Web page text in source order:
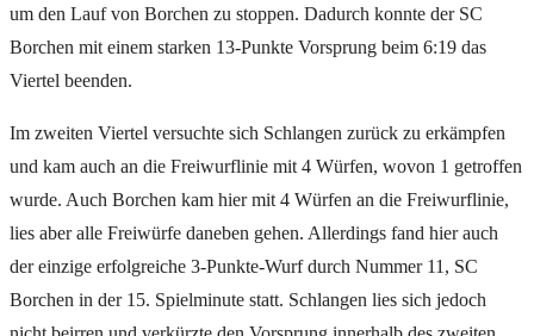
um den Lauf von Borchen zu stoppen. Dadurch konnte der SC
Borchen mit einem starken 13-Punkte Vorsprung beim 6:19 das
Viertel beenden.
Im zweiten Viertel versuchte sich Schlangen zurück zu erkämpfen
und kam auch an die Freiwurflinie mit 4 Würfen, wovon 1 getroffen
wurde. Auch Borchen kam hier mit 4 Würfen an die Freiwurflinie,
lies aber alle Freiwürfe daneben gehen. Allerdings fand hier auch
der einzige erfolgreiche 3-Punkte-Wurf durch Nummer 11, SC
Borchen in der 15. Spielminute statt. Schlangen lies sich jedoch